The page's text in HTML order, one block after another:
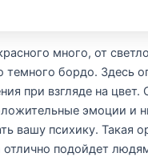
много, от
темного бордо. Здесь
при взгляде на цвет.
эмоции и
вашу психику. Такая
отлично подойдет